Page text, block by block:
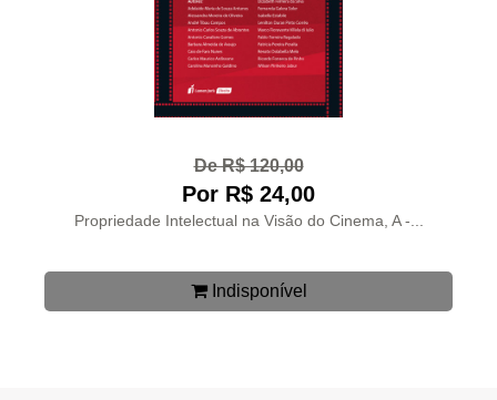
De R$ 120,00
Por R$ 24,00
Propriedade Intelectual na Visão do Cinema, A -...
Indisponível